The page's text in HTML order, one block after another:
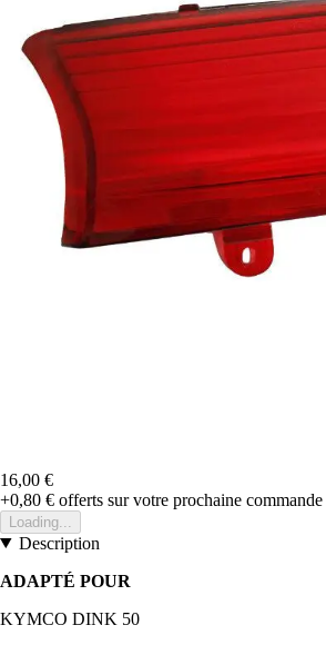
16,00 €
+0,80 € offerts sur votre prochaine commande
Loading...
Description
ADAPTÉ POUR
KYMCO DINK 50